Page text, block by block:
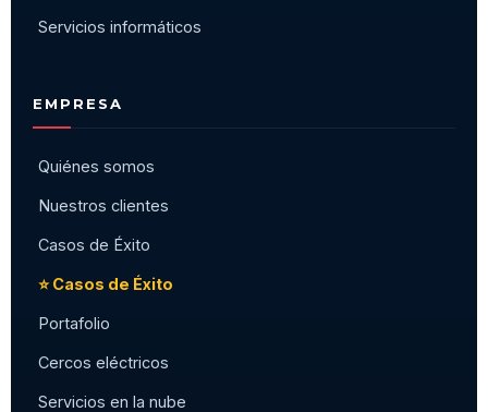
Servicios informáticos
EMPRESA
Quiénes somos
Nuestros clientes
Casos de Éxito
⭐ Casos de Éxito
Portafolio
Cercos eléctricos
Servicios en la nube